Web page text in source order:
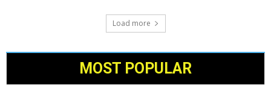
Load more
MOST POPULAR